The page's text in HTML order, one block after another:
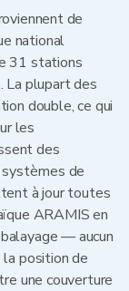
de
national
31 stations
La plupart des
double, ce qui
les
des
de
à jour toutes
ARAMIS en
— aucun
la position de
une couverture